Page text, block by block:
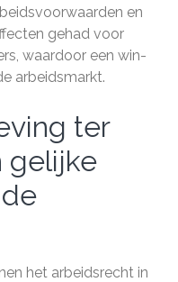
en
gehad voor
waardoor een win-
arbeidsmarkt.
ter
gelijke
het arbeidsrecht in